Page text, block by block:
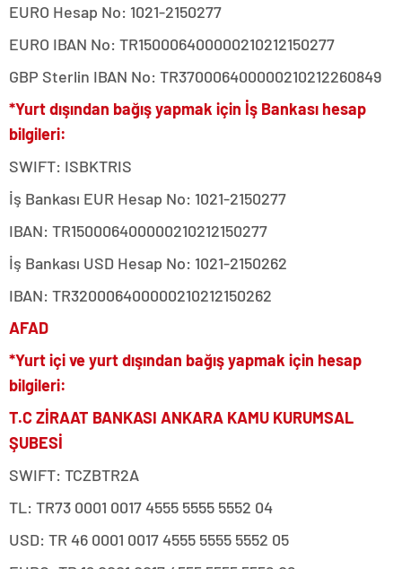
EURO Hesap No: 1021-2150277
EURO IBAN No: TR150006400000210212150277
GBP Sterlin IBAN No: TR370006400000210212260849
*Yurt dışından bağış yapmak için İş Bankası hesap
bilgileri:
SWIFT: ISBKTRIS
İş Bankası EUR Hesap No: 1021-2150277
IBAN: TR150006400000210212150277
İş Bankası USD Hesap No: 1021-2150262
IBAN: TR320006400000210212150262
AFAD
*Yurt içi ve yurt dışından bağış yapmak için hesap
bilgileri:
T.C ZİRAAT BANKASI ANKARA KAMU KURUMSAL
ŞUBESİ
SWIFT: TCZBTR2A
TL: TR73 0001 0017 4555 5555 5552 04
USD: TR 46 0001 0017 4555 5555 5552 05